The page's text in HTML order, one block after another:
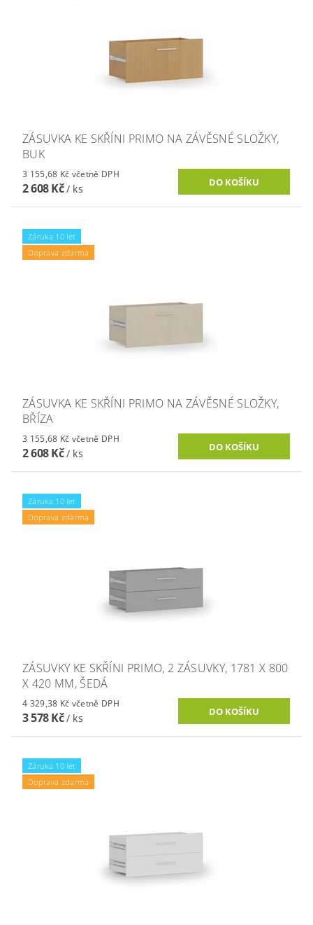
ZÁSUVKA KE SKŘÍNI PRIMO NA ZÁVĚSNÉ SLOŽKY,
BUK
3 155,68 Kč včetně DPH
2 608 Kč/ ks
Záruka 10 let
Doprava zdarma
ZÁSUVKA KE SKŘÍNI PRIMO NA ZÁVĚSNÉ SLOŽKY,
BŘÍZA
3 155,68 Kč včetně DPH
2 608 Kč/ ks
Záruka 10 let
Doprava zdarma
ZÁSUVKY KE SKŘÍNI PRIMO, 2 ZÁSUVKY, 1781 X 800
X 420 MM, ŠEDÁ
4 329,38 Kč včetně DPH
3 578 Kč/ ks
Záruka 10 let
Doprava zdarma